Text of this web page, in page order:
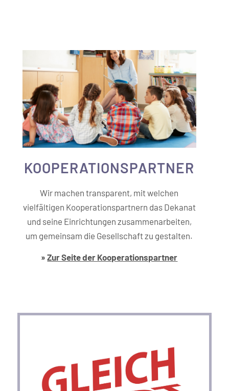
KOOPERATIONS­PARTNER
Wir machen transparent, mit welchen
vielfältigen Kooperationspartnern das Dekanat
und seine Einrichtungen zusammenarbeiten,
um gemeinsam die Gesellschaft zu gestalten.
»Zur Seite der Kooperations­partner